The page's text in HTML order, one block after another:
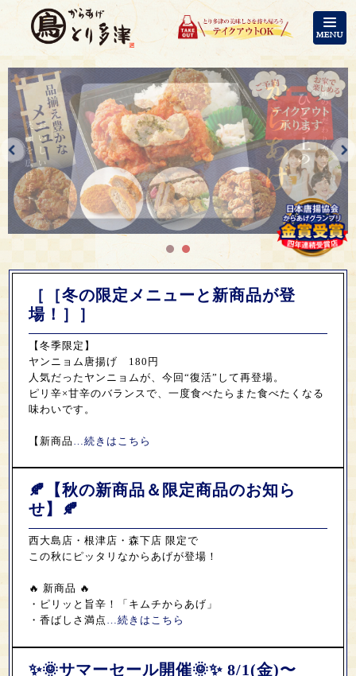
コ
ン
キ
テ
イ
ク
ア
ウ
承
り
ま
［［冬の限定メニューと新商品が登
場！］］
【冬季限定】
ヤンニョム唐揚げ 180円
人気だったヤンニョムが、今回“復活”して再登場。
ピリ辛×甘辛のバランスで、一度食べたらまた食べたくなる
味わいです。
【新商品 …続きはこちら
🍂【秋の新商品＆限定商品のお知ら
せ】🍂
西大島店・根津店・森下店 限定で
この秋にピッタリなからあげが登場！
🔥 新商品 🔥
・ピリッと旨辛！「キムチからあげ」
・香ばしさ満点 …続きはこちら
✨🌞サマーセール開催🌞✨ 8/1(金)〜